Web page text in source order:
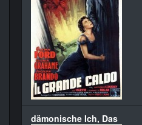
dämonische Ich, Das